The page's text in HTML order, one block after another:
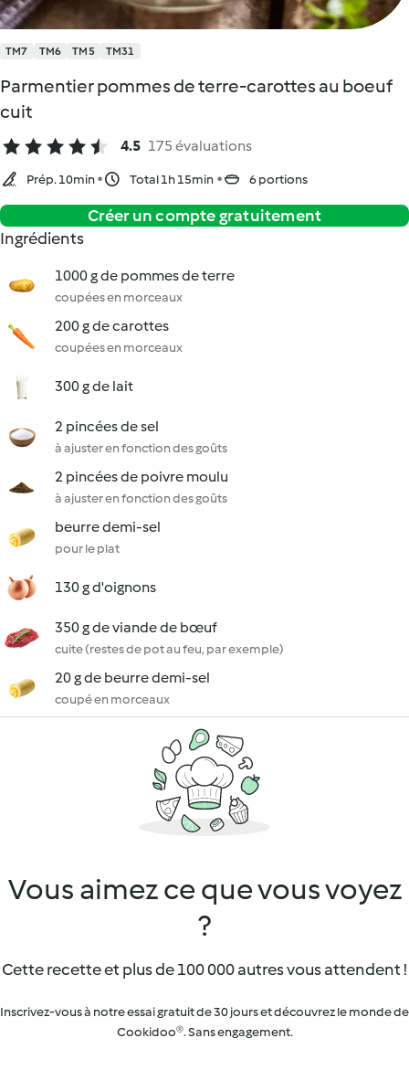
TM7 TM6 TM5 TM31
Parmentier pommes de terre-carottes au boeuf
cuit
4.5 175 évaluations
Prép. 10min Total 1h 15min 6 portions
Créer un compte gratuitement
Ingrédients
1000 g de pommes de terre
coupées en morceaux
200 g de carottes
coupées en morceaux
300 g de lait
2 pincées de sel
à ajuster en fonction des goûts
2 pincées de poivre moulu
à ajuster en fonction des goûts
beurre demi-sel
pour le plat
130 g d'oignons
350 g de viande de bœuf
cuite (restes de pot au feu, par exemple)
20 g de beurre demi-sel
coupé en morceaux
Vous aimez ce que vous voyez
?
Cette recette et plus de 100 000 autres vous attendent !
Inscrivez-vous à notre essai gratuit de 30 jours et découvrez le monde de
Cookidoo®. Sans engagement.